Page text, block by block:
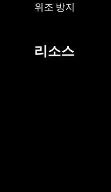
위조 방지
리소스